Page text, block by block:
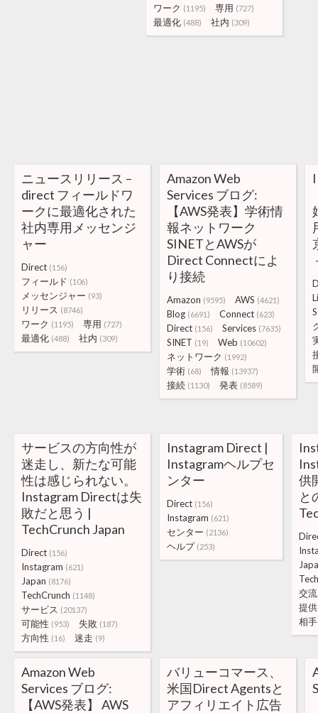
ワーク (1195) 専用 (727)
最適化 (488) 社内 (309)
ニュースリリース –
direct フィールドワ
ークに最適化された
社内専用メッセンジ
ャー
Direct (156)
フィールド (106)
メッセンジャー (93)
リリース (8746)
ワーク (1195) 専用 (727)
最適化 (488) 社内 (309)
Amazon Web
Services ブログ:
【AWS発表】学術情
報ネットワーク
SINETとAWSが
Direct Connectによ
り接続
Amazon (9595) AWS (4621)
Blog (6691) Connect (623)
Direct (156) Services (7635)
SINET (19) Web (10602)
ネットワーク (1992)
学術 (68) 情報 (13937)
接続 (1130) 発表 (8589)
サービスの方向性が
迷走し、新たな可能
性は感じられない。
Instagram Directは失
敗だと思う |
TechCrunch Japan
Direct (156)
Instagram (621)
Japan (8176)
TechCrunch (1148)
サービス (20137)
可能性 (953) 失敗 (187)
方向性 (16) 迷走 (9)
Instagram Direct |
Instagramヘルプセ
ンター
Direct (156)
Instagram (621)
センター (2136)
ヘルプ (253)
供
と
交流
提供
相手
Amazon Web
Services ブログ:
【AWS発表】 AWS
バリューコマース、
米国Direct Agentsと
アフィリエイト広告